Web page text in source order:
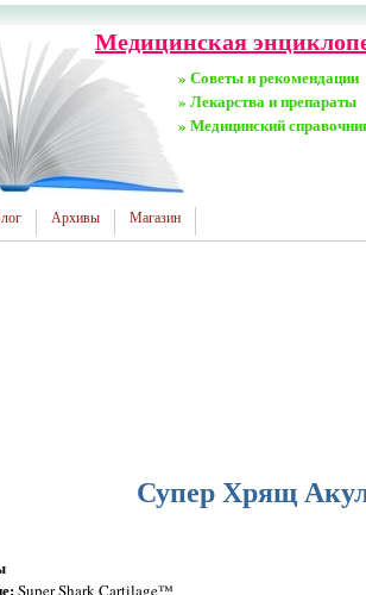
Медицинская
» Советы и рекомендации
» Лекарства и препараты
» Медицинский
Архивы Магазин
Супер Хрящ
Super Shark Cartilage™